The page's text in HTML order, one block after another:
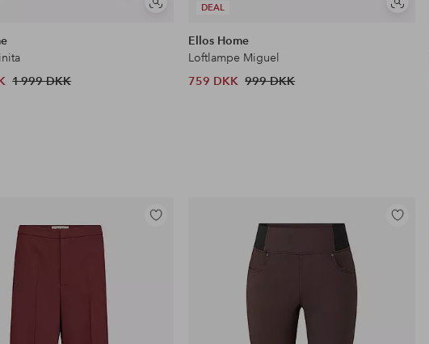
Se
1 999 DKK
DEAL
Se
Ellos Home
Loftlampe Miguel
759 DKK 999 DKK
Tilføj
Tilføj